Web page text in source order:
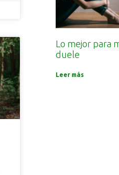
Lo mejor para
duele
Leer más